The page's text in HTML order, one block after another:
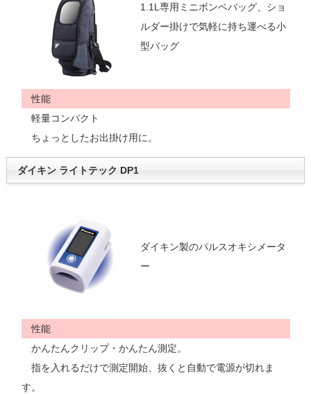
1.1L専用ミニボンベバッグ、ショ
ルダー掛けで気軽に持ち運べる小
型バッグ
性能
軽量コンパクト
ちょっとしたお出掛け用に。
ダイキン ライトテック DP1
ダイキン製のパルスオキシメータ
ー
性能
かんたんクリップ・かんたん測定。
指を入れるだけで測定開始、抜くと自動で電源が切れま
す。